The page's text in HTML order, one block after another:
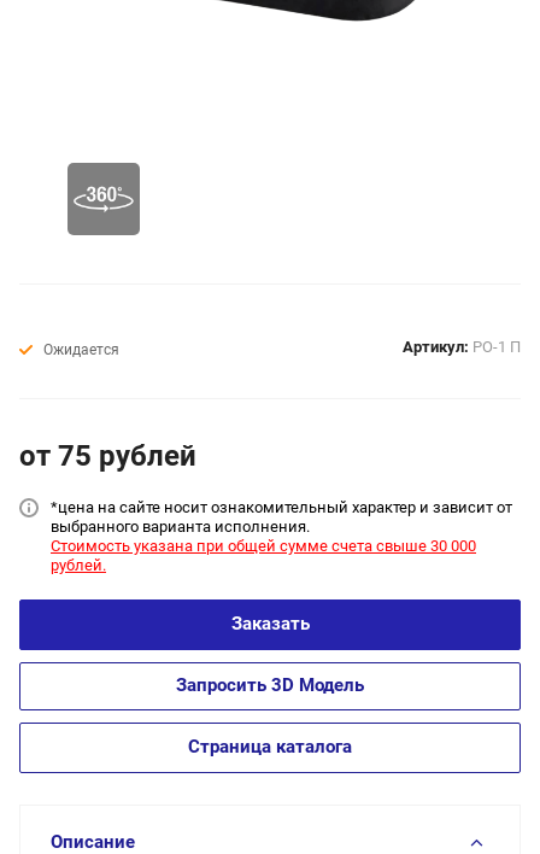
Ожидается Артикул: РО-1 П
от 75 рублей
*цена на сайте носит ознакомительный характер и зависит от
выбранного варианта исполнения.
Стоимость указана при общей сумме счета свыше 30 000
рублей.
Заказать
Запросить 3D Модель
Страница каталога
Описание